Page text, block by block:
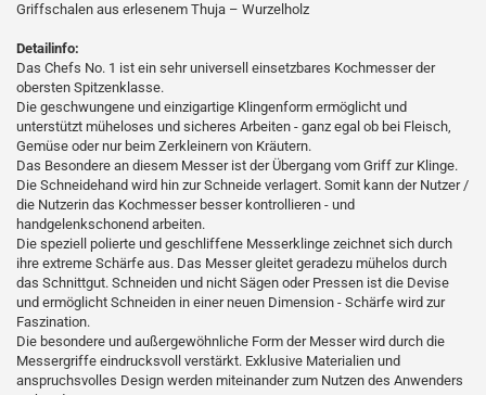
Griffschalen aus erlesenem Thuja – Wurzelholz
Detailinfo:
Das Chefs No. 1 ist ein sehr universell einsetzbares Kochmesser der
obersten Spitzenklasse.
Die geschwungene und einzigartige Klingenform ermöglicht und
unterstützt müheloses und sicheres Arbeiten - ganz egal ob bei Fleisch,
Gemüse oder nur beim Zerkleinern von Kräutern.
Das Besondere an diesem Messer ist der Übergang vom Griff zur Klinge.
Die Schneidehand wird hin zur Schneide verlagert. Somit kann der Nutzer /
die Nutzerin das Kochmesser besser kontrollieren - und
handgelenkschonend arbeiten.
Die speziell polierte und geschliffene Messerklinge zeichnet sich durch
ihre extreme Schärfe aus. Das Messer gleitet geradezu mühelos durch
das Schnittgut. Schneiden und nicht Sägen oder Pressen ist die Devise
und ermöglicht Schneiden in einer neuen Dimension - Schärfe wird zur
Faszination.
Die besondere und außergewöhnliche Form der Messer wird durch die
Messergriffe eindrucksvoll verstärkt. Exklusive Materialien und
anspruchsvolles Design werden miteinander zum Nutzen des Anwenders